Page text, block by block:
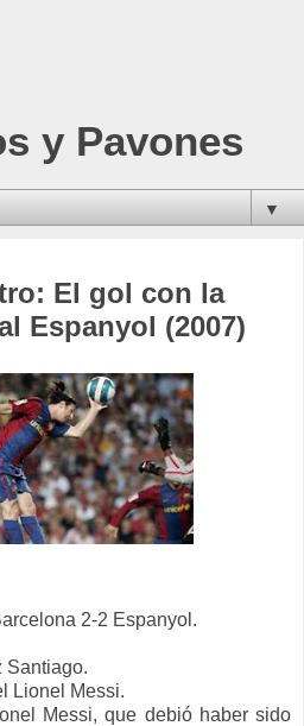
y Pavones
▼
El gol con la
Espanyol (2007)
2-2 Espanyol .
Santiago.
Lionel Messi.
Messi, que debió haber sido